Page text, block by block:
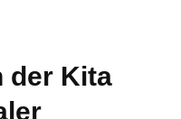
der Kita